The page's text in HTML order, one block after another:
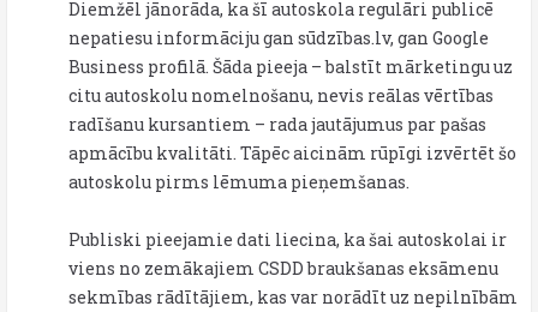
Diemžēl jānorāda, ka šī autoskola regulāri publicē
nepatiesu informāciju gan sūdzības.lv, gan Google
Business profilā. Šāda pieeja – balstīt mārketingu uz
citu autoskolu nomelnošanu, nevis reālas vērtības
radīšanu kursantiem – rada jautājumus par pašas
apmācību kvalitāti. Tāpēc aicinām rūpīgi izvērtēt šo
autoskolu pirms lēmuma pieņemšanas.
Publiski pieejamie dati liecina, ka šai autoskolai ir
viens no zemākajiem CSDD braukšanas eksāmenu
sekmības rādītājiem, kas var norādīt uz nepilnībām